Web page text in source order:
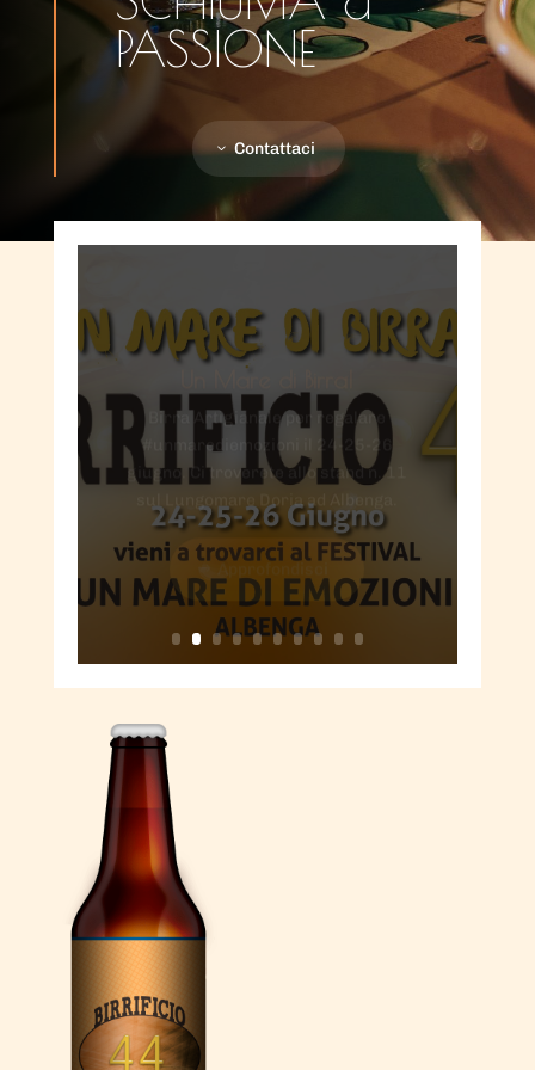
PASSIONE
Contattaci
Un Mare di Birra!
#unmarediemozioni il 24-25-26
giugno. Ci troverete allo stand n. 11
sul Lungomare Doria ad Albenga.
Approfondisci